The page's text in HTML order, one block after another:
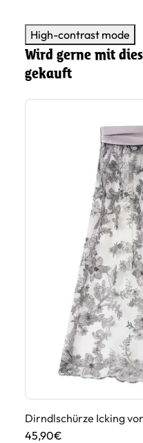
High-contrast mode
Wird gerne mit
gekauft
Dirndlschürze Icking
45,90€